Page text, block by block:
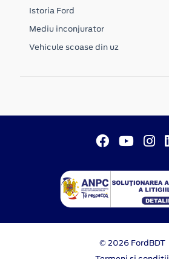
Istoria Ford
Mediu inconjurator
Vehicule scoase din uz
© 2026 FordBDT